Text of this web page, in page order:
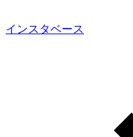
インスタベース